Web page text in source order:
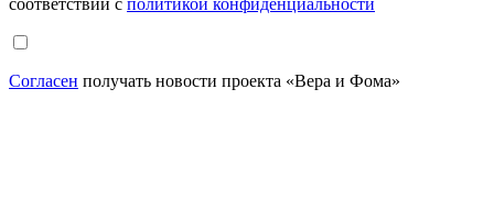
соответствии с политикой конфиденциальности
Согласен получать новости проекта «Вера и Фома»